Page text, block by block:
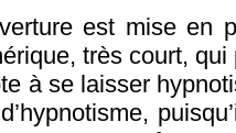
est mise en
très court,
à se laisser